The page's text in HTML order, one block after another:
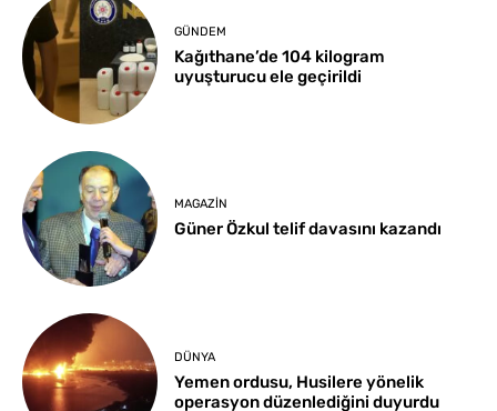
GÜNDEM
Kağıthane’de 104 kilogram
uyuşturucu ele geçirildi
MAGAZIN
Güner Özkul telif davasını kazandı
DÜNYA
Yemen ordusu, Husilere yönelik
operasyon düzenlediğini duyurdu